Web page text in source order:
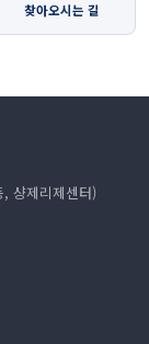
찾아오시는 길
샹제리제센터)